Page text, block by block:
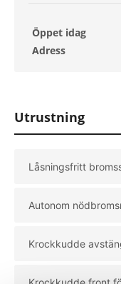
Öppet idag
Adress
Utrustning
Låsningsfritt
Autonom
Krockkudde